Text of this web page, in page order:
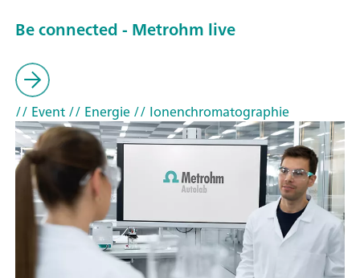
Be connected - Metrohm live
// Event// Energie// Ionenchromatographie